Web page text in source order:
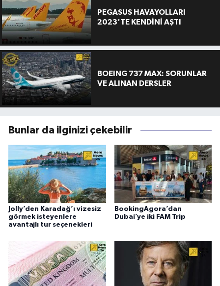
PEGASUS HAVAYOLLARI
2023'TE KENDİNİ AŞTI
BOEING 737 MAX: SORUNLAR
VE ALINAN DERSLER
Bunlar da ilginizi çekebilir
Jolly’den Karadağ’ı vizesiz
görmek isteyenlere
avantajlı tur seçenekleri
BookingAgora’dan
Dubai’ye iki FAM Trip